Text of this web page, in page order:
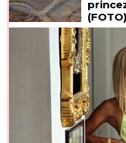
(FOTO)